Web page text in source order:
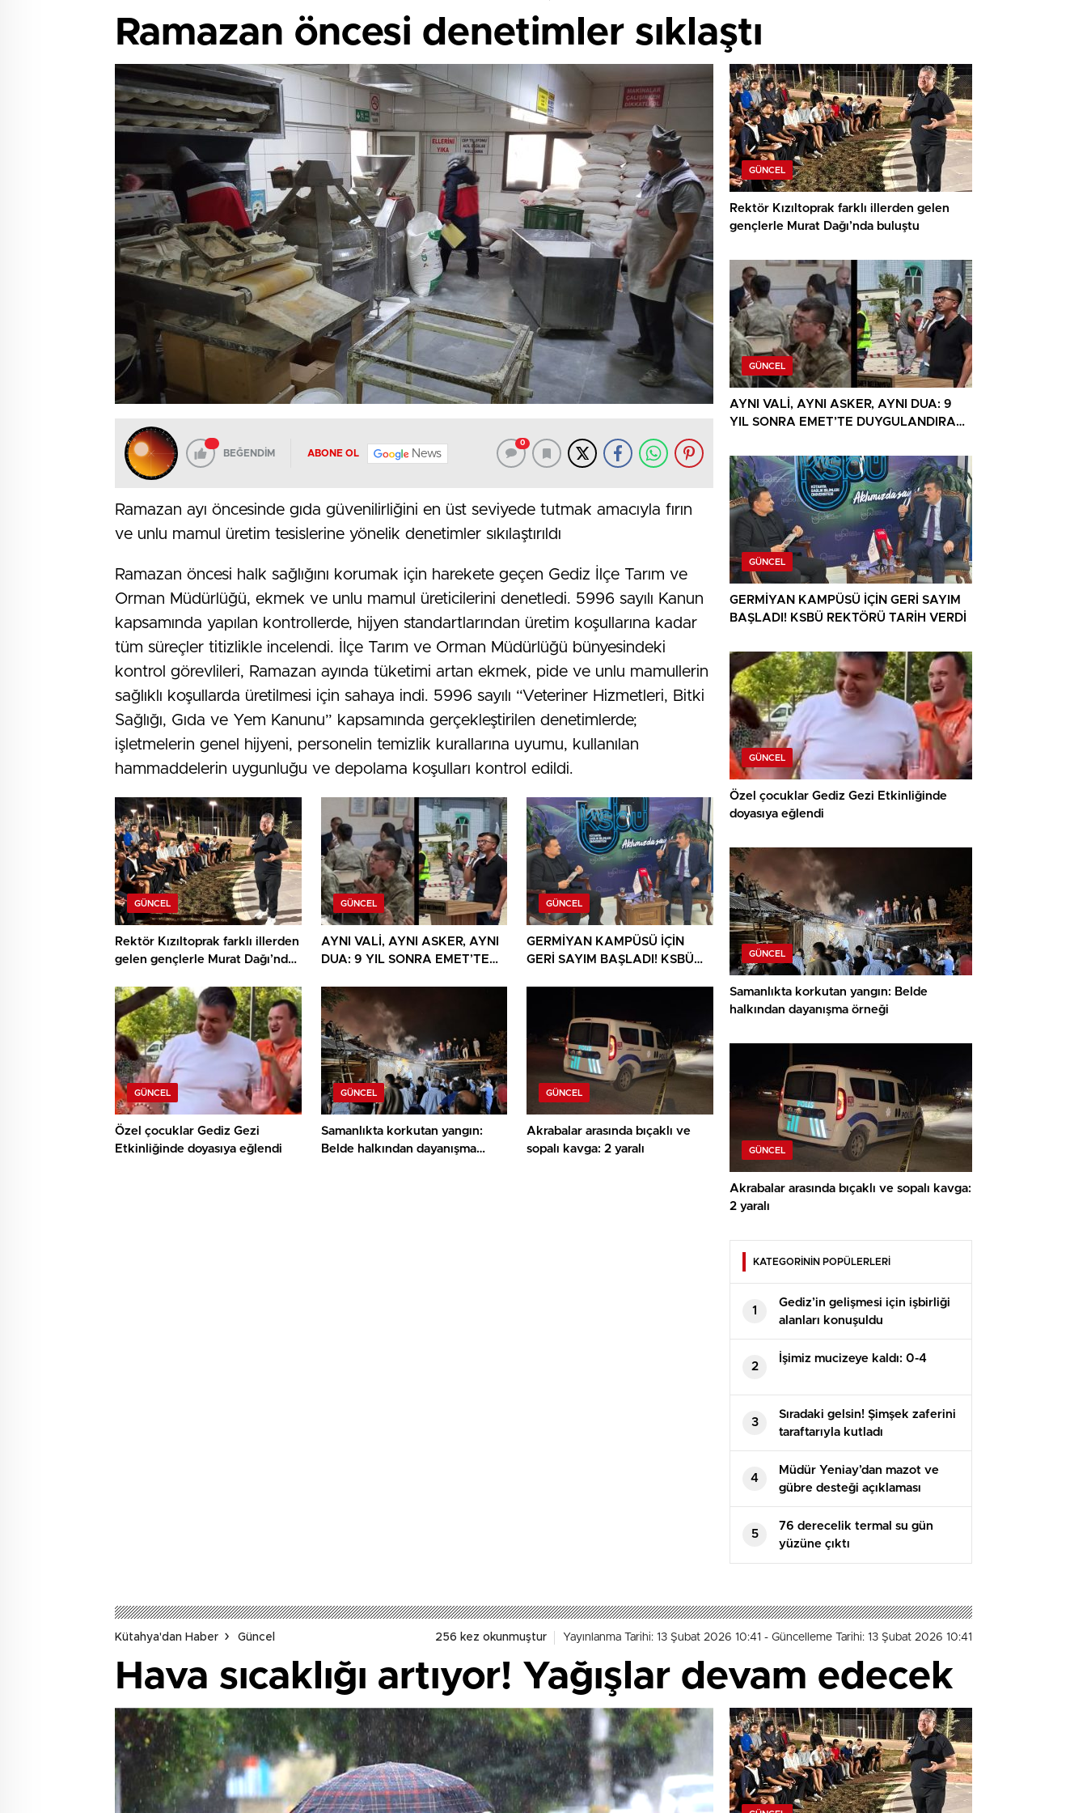
Ramazan öncesi denetimler sıklaştı
BEĞENDİM ABONE OL News
0
Ramazan ayı öncesinde gıda güvenilirliğini en üst seviyede tutmak amacıyla fırın
ve unlu mamul üretim tesislerine yönelik denetimler sıkılaştırıldı
Ramazan öncesi halk sağlığını korumak için harekete geçen Gediz İlçe Tarım ve
Orman Müdürlüğü, ekmek ve unlu mamul üreticilerini denetledi. 5996 sayılı Kanun
kapsamında yapılan kontrollerde, hijyen standartlarından üretim koşullarına kadar
tüm süreçler titizlikle incelendi. İlçe Tarım ve Orman Müdürlüğü bünyesindeki
kontrol görevlileri, Ramazan ayında tüketimi artan ekmek, pide ve unlu mamullerin
sağlıklı koşullarda üretilmesi için sahaya indi. 5996 sayılı “Veteriner Hizmetleri, Bitki
Sağlığı, Gıda ve Yem Kanunu” kapsamında gerçekleştirilen denetimlerde;
işletmelerin genel hijyeni, personelin temizlik kurallarına uyumu, kullanılan
hammaddelerin uygunluğu ve depolama koşulları kontrol edildi.
GÜNCEL
Rektör Kızıltoprak farklı illerden
gelen gençlerle Murat Dağı’nda
GÜNCEL
AYNI VALİ, AYNI ASKER, AYNI
DUA: 9 YIL SONRA EMET’TE
GÜNCEL
GERMİYAN KAMPÜSÜ İÇİN
GERİ SAYIM BAŞLADI! KSBÜ
GÜNCEL
Özel çocuklar Gediz Gezi
Etkinliğinde doyasıya eğlendi
GÜNCEL
Samanlıkta korkutan yangın:
Belde halkından dayanışma
GÜNCEL
Akrabalar arasında bıçaklı ve
sopalı kavga: 2 yaralı
GÜNCEL
Rektör Kızıltoprak farklı illerden gelen
gençlerle Murat Dağı’nda buluştu
GÜNCEL
AYNI VALİ, AYNI ASKER, AYNI DUA: 9
YIL SONRA EMET’TE DUYGULANDIRAN
GÜNCEL
GERMİYAN KAMPÜSÜ İÇİN GERİ SAYIM
BAŞLADI! KSBÜ REKTÖRÜ TARİH VERDİ
GÜNCEL
Özel çocuklar Gediz Gezi Etkinliğinde
doyasıya eğlendi
GÜNCEL
Samanlıkta korkutan yangın: Belde
halkından dayanışma örneği
GÜNCEL
Akrabalar arasında bıçaklı ve sopalı kavga:
2 yaralı
KATEGORİNİN POPÜLERLERİ
1
Gediz’in gelişmesi için işbirliği
alanları konuşuldu
2
İşimiz mucizeye kaldı: 0-4
3
Sıradaki gelsin! Şimşek zaferini
taraftarıyla kutladı
4
Müdür Yeniay’dan mazot ve
gübre desteği açıklaması
5
76 derecelik termal su gün
yüzüne çıktı
Kütahya'dan Haber Güncel 256 kez okunmuştur Yayınlanma Tarihi: 13 Şubat 2026 10:41 - Güncelleme Tarihi: 13 Şubat 2026 10:41
Hava sıcaklığı artıyor! Yağışlar devam edecek